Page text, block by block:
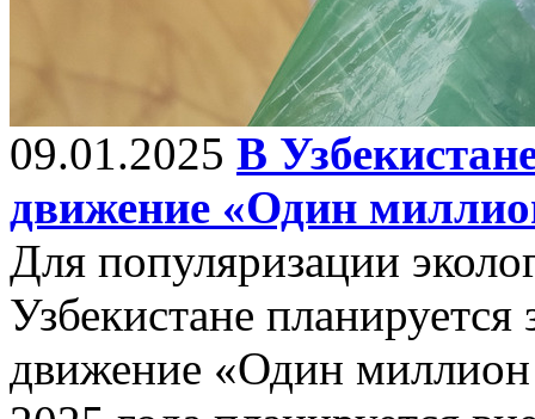
09.01.2025 В
движение «Один
Для популяризации
Узбекистане
движение «Один